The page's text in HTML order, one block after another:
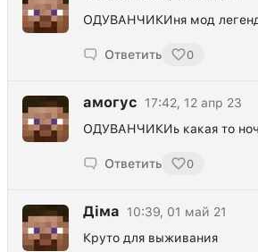
ОДУВАНЧИКИня мод
Ответить 0
амогус
17:42, 12 апр 23
ОДУВАНЧИКИь какая то
Ответить 0
Діма
10:39, 01 май 21
Круто для выживания